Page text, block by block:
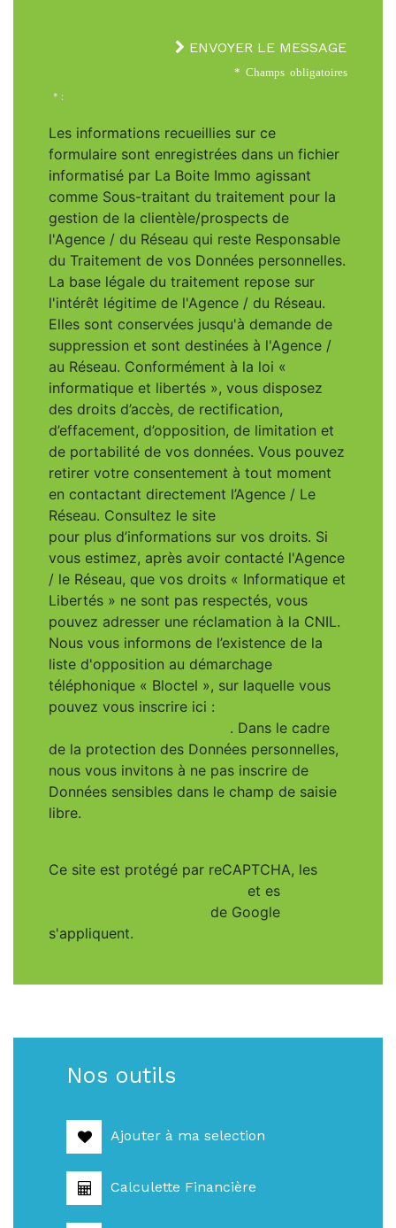
ENVOYER LE MESSAGE
* Champs obligatoires
* :
Les informations recueillies sur ce
formulaire sont enregistrées dans un fichier
informatisé par La Boite Immo agissant
comme Sous-traitant du traitement pour la
gestion de la clientèle/prospects de
l'Agence / du Réseau qui reste Responsable
du Traitement de vos Données personnelles.
La base légale du traitement repose sur
l'intérêt légitime de l'Agence / du Réseau.
Elles sont conservées jusqu'à demande de
suppression et sont destinées à l'Agence /
au Réseau. Conformément à la loi «
informatique et libertés », vous disposez
des droits d’accès, de rectification,
d’effacement, d’opposition, de limitation et
de portabilité de vos données. Vous pouvez
retirer votre consentement à tout moment
en contactant directement l’Agence / Le
Réseau. Consultez le site
pour plus d’informations sur vos droits. Si
vous estimez, après avoir contacté l'Agence
/ le Réseau, que vos droits « Informatique et
Libertés » ne sont pas respectés, vous
pouvez adresser une réclamation à la CNIL.
Nous vous informons de l’existence de la
liste d'opposition au démarchage
téléphonique « Bloctel », sur laquelle vous
pouvez vous inscrire ici :
. Dans le cadre
de la protection des Données personnelles,
nous vous invitons à ne pas inscrire de
Données sensibles dans le champ de saisie
libre.
Ce site est protégé par reCAPTCHA, les
et es
de Google
s'appliquent.
Nos outils
Ajouter à ma selection
Calculette Financière